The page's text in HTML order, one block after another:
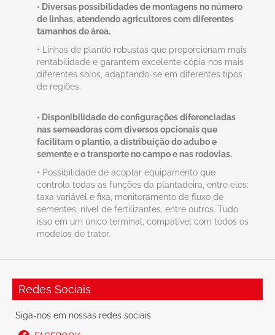
• Diversas possibilidades de montagens no número
de linhas, atendendo agricultores com diferentes
tamanhos de área.
• Linhas de plantio robustas que proporcionam mais
rentabilidade e garantem excelente cópia nos mais
diferentes solos, adaptando-se em diferentes tipos
de regiões.
• Disponibilidade de configurações diferenciadas
nas semeadoras com diversos opcionais que
facilitam o plantio, a distribuição do adubo e
semente e o transporte no campo e nas rodovias.
• Possibilidade de acoplar equipamento que
controla todas as funções da plantadeira, entre eles:
taxa variável e fixa, monitoramento de fluxo de
sementes, nível de fertilizantes, entre outros. Tudo
isso em um único terminal, compatível com todos os
modelos de trator.
Redes Sociais
Siga-nos em nossas redes sociais